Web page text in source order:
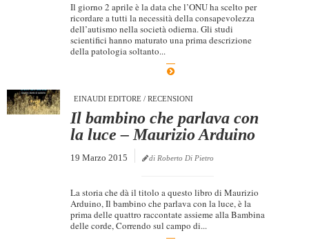
Il giorno 2 aprile è la data che l’ONU ha scelto per
ricordare a tutti la necessità della consapevolezza
dell’autismo nella società odierna. Gli studi
scientifici hanno maturato una prima descrizione
della patologia soltanto...
EINAUDI EDITORE/ RECENSIONI
Il bambino che parlava con
la luce – Maurizio Arduino
19 Marzo 2015 di Roberto Di Pietro
La storia che dà il titolo a questo libro di Maurizio
Arduino, Il bambino che parlava con la luce, è la
prima delle quattro raccontate assieme alla Bambina
delle corde, Correndo sul campo di...